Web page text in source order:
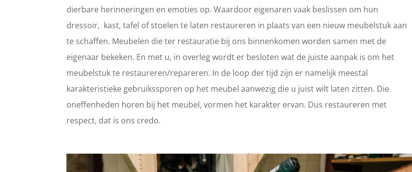
dierbare herinneringen en emoties op. Waardoor eigenaren vaak beslissen om hun
dressoir, kast, tafel of stoelen te laten restaureren in plaats van een nieuw meubelstuk aan
te schaffen. Meubelen die ter restauratie bij ons binnenkomen worden samen met de
eigenaar bekeken. En met u, in overleg wordt er besloten wat de juiste aanpak is om het
meubelstuk te restaureren/repareren. In de loop der tijd zijn er namelijk meestal
karakteristieke gebruikssporen op het meubel aanwezig die u juist wilt laten zitten. Die
oneffenheden horen bij het meubel, vormen het karakter ervan. Dus restaureren met
respect, dat is ons credo.